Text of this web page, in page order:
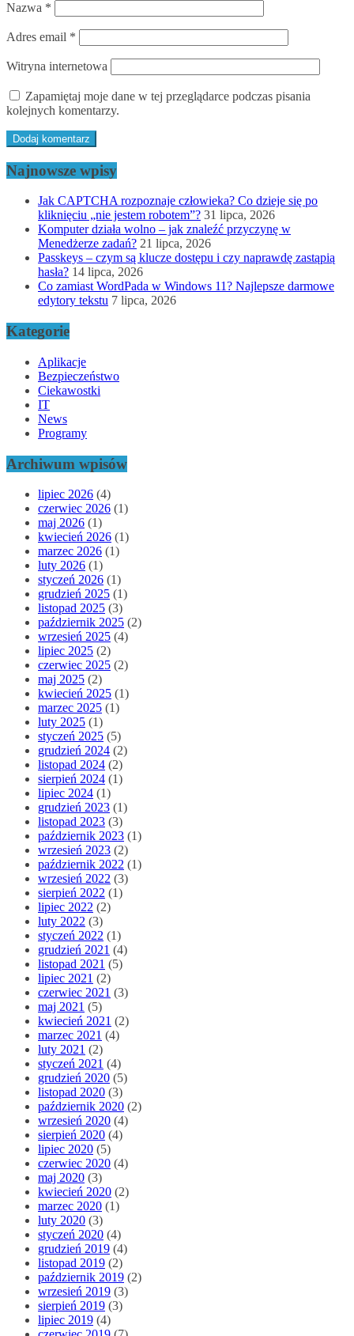
Nazwa *
Adres email *
Witryna internetowa
Zapamiętaj moje dane w tej przeglądarce podczas pisania
kolejnych komentarzy.
Najnowsze wpisy
Jak CAPTCHA rozpoznaje człowieka? Co dzieje się po
kliknięciu „nie jestem robotem”? 31 lipca, 2026
Komputer działa wolno – jak znaleźć przyczynę w
Menedżerze zadań? 21 lipca, 2026
Passkeys – czym są klucze dostępu i czy naprawdę zastąpią
hasła? 14 lipca, 2026
Co zamiast WordPada w Windows 11? Najlepsze darmowe
edytory tekstu 7 lipca, 2026
Kategorie
Aplikacje
Bezpieczeństwo
Ciekawostki
IT
News
Programy
Archiwum wpisów
lipiec 2026 (4)
czerwiec 2026 (1)
maj 2026 (1)
kwiecień 2026 (1)
marzec 2026 (1)
luty 2026 (1)
styczeń 2026 (1)
grudzień 2025 (1)
listopad 2025 (3)
październik 2025 (2)
wrzesień 2025 (4)
lipiec 2025 (2)
czerwiec 2025 (2)
maj 2025 (2)
kwiecień 2025 (1)
marzec 2025 (1)
luty 2025 (1)
styczeń 2025 (5)
grudzień 2024 (2)
listopad 2024 (2)
sierpień 2024 (1)
lipiec 2024 (1)
grudzień 2023 (1)
listopad 2023 (3)
październik 2023 (1)
wrzesień 2023 (2)
październik 2022 (1)
wrzesień 2022 (3)
sierpień 2022 (1)
lipiec 2022 (2)
luty 2022 (3)
styczeń 2022 (1)
grudzień 2021 (4)
listopad 2021 (5)
lipiec 2021 (2)
czerwiec 2021 (3)
maj 2021 (5)
kwiecień 2021 (2)
marzec 2021 (4)
luty 2021 (2)
styczeń 2021 (4)
grudzień 2020 (5)
listopad 2020 (3)
październik 2020 (2)
wrzesień 2020 (4)
sierpień 2020 (4)
lipiec 2020 (5)
czerwiec 2020 (4)
maj 2020 (3)
kwiecień 2020 (2)
marzec 2020 (1)
luty 2020 (3)
styczeń 2020 (4)
grudzień 2019 (4)
listopad 2019 (2)
październik 2019 (2)
wrzesień 2019 (3)
sierpień 2019 (3)
lipiec 2019 (4)